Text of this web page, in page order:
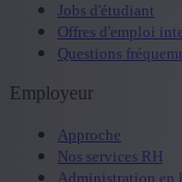
Jobs d'étudiant
Offres d'emploi
Questions
Employeur
Approche
Nos services RH
Administration en